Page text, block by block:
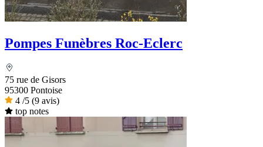
Pompes Funèbres Roc-Eclerc
75 rue de Gisors
95300 Pontoise
4 /5 (9 avis)
top notes